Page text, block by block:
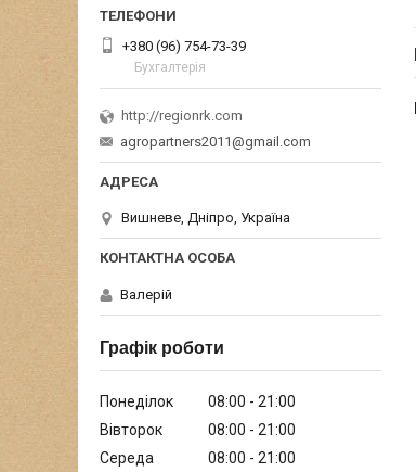
+380 (96) 754-73-39
Бухгалтерія
http://regionrk.com
agropartners2011@gmail.com
Вишневе, Дніпро, Україна
Валерій
Графік роботи
Понеділок 08:00
21:00
Вівторок
08:00
21:00
Середа
08:00 21:00